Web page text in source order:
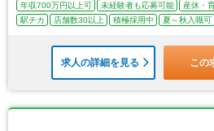
年収700万円以上可 未経験者も応募可能 産休・
駅チカ
店舗数30以上 積極採用中 夏～秋入職可
求人の詳細を見る この